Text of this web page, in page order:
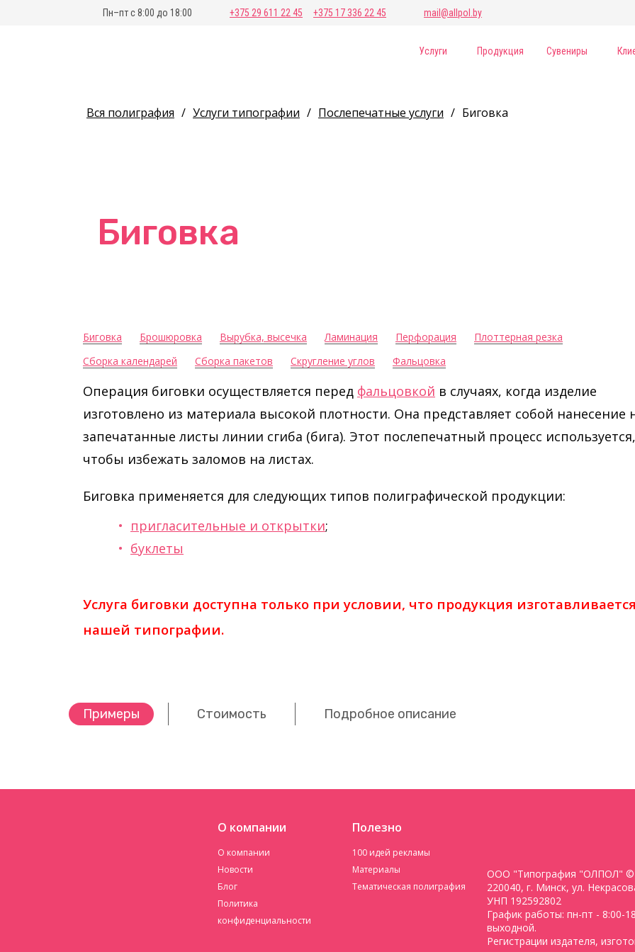
Пн–пт с 8:00 до 18:00 +375 29 611 22 45 +375 17 336 22 45 mail@allpol.by
Услуги Продукция Сувениры
Вся полиграфия / Услуги типографии / Послепечатные услуги / Биговка
Биговка
Биговка Брошюровка Вырубка, высечка Ламинация Перфорация
Плоттерная резка
Сборка календарей
Сборка пакетов Скругление углов Фальцовка
Операция биговки осуществляется перед фальцовкой в случаях, когда изделие
изготовлено из материала высокой плотности. Она представляет собой нанесение
запечатанные листы линии сгиба (бига). Этот послепечатный процесс используется,
чтобы избежать заломов на листах.
Биговка применяется для следующих типов полиграфической продукции:
пригласительные и открытки;
буклеты
Услуга биговки доступна только при условии, что продукция
нашей типографии.
Примеры Стоимость Подробное описание
О компании
О компании
Новости
Блог
Политика
конфиденциальности
Полезно
100 идей рекламы
Материалы
Тематическая полиграфия
ООО "Типография "ОЛПОЛ" ©
220040, г. Минск, ул.
УНП 192592802
График работы: пн-пт - 8:00-
выходной.
Регистрации издателя,